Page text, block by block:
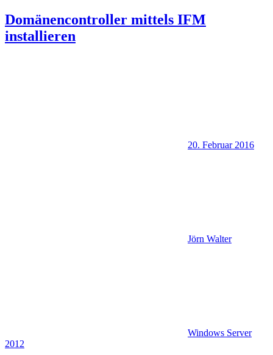
Domänencontroller mittels IFM
installieren
20. Februar 2016
Jörn Walter
Windows Server
2012